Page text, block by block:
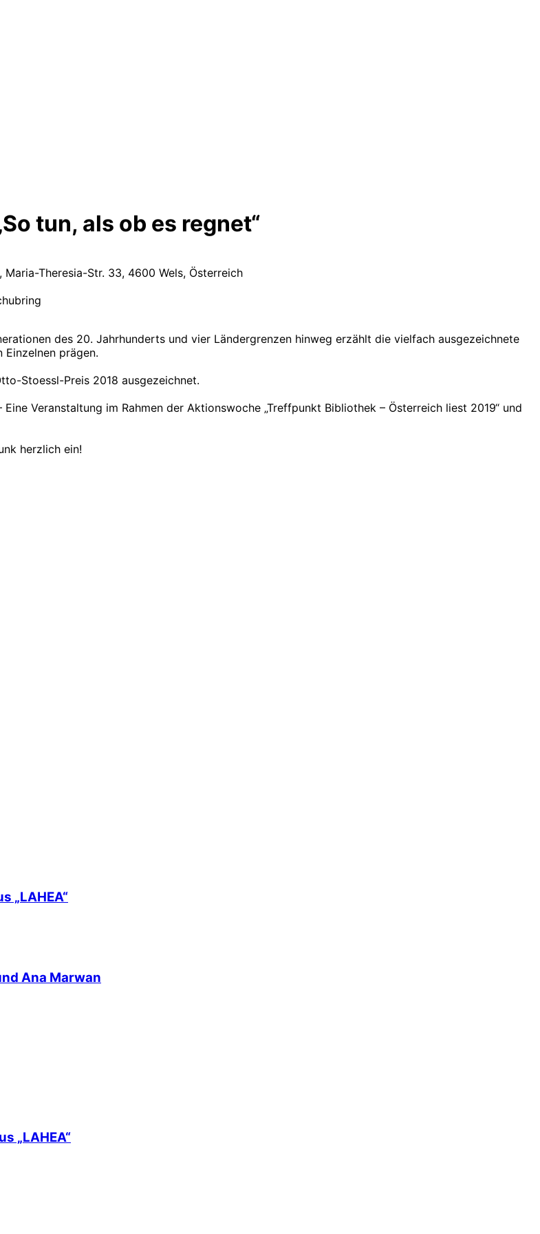
tun, als ob es regnet“
Theresia-Str. 33, 4600 Wels, Österreich
des 20. Jahrhunderts und vier Ländergrenzen hinweg erzählt die vielfach ausgezeichnete
prägen.
Stoessl-Preis 2018 ausgezeichnet.
Veranstaltung im Rahmen der Aktionswoche „Treffpunkt Bibliothek – Österreich liest 2019“ und
herzlich ein!
„LAHEA“
Ana Marwan
„LAHEA“